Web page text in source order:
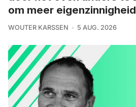
om meer eigenzinnigheid
WOUTER KARSSEN 5 AUG. 2026